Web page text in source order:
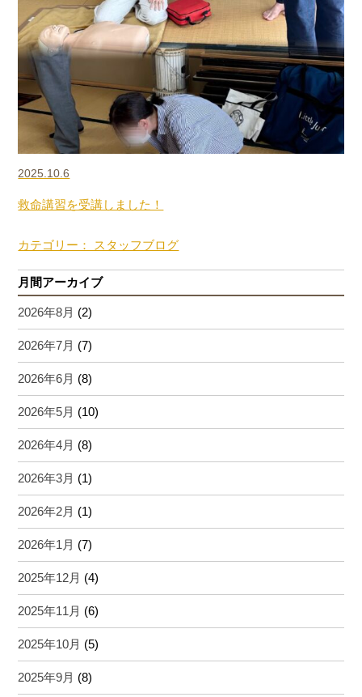
2025.10.6
救命講習を受講しました！
カテゴリー： スタッフブログ
月間アーカイブ
2026年8月 (2)
2026年7月 (7)
2026年6月 (8)
2026年5月 (10)
2026年4月 (8)
2026年3月 (1)
2026年2月 (1)
2026年1月 (7)
2025年12月 (4)
2025年11月 (6)
2025年10月 (5)
2025年9月 (8)